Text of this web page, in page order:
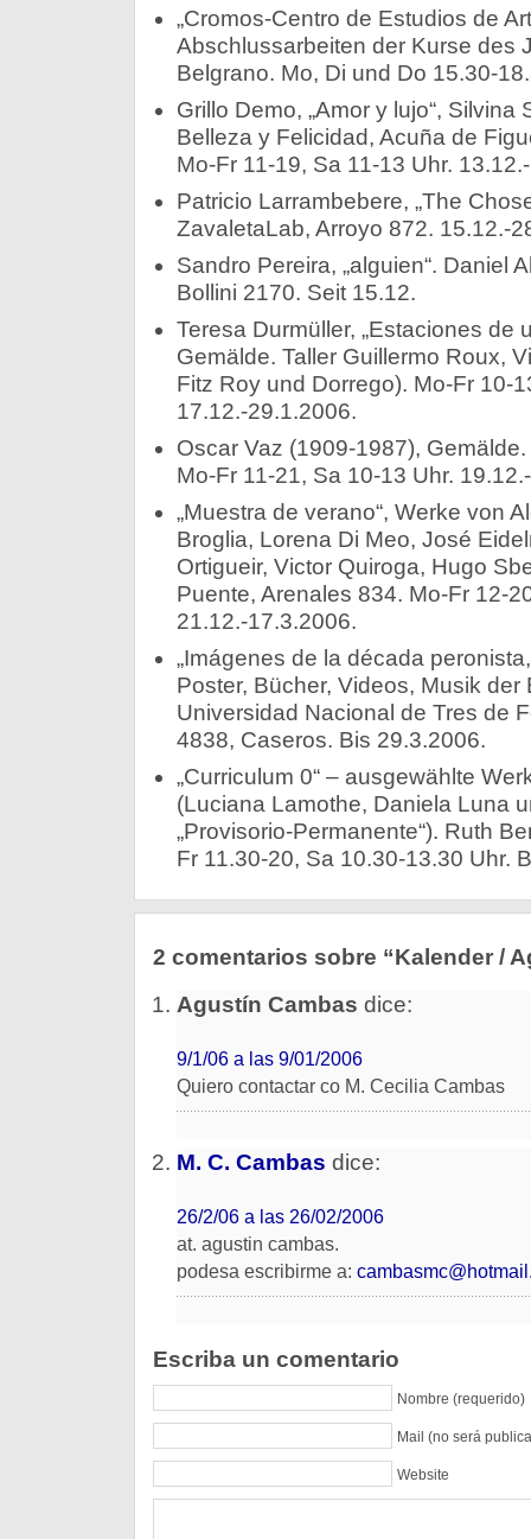
„Cromos-Centro de Estudios de
Abschlussarbeiten der Kurse des
Belgrano. Mo, Di und Do 15.30-
Grillo Demo, „Amor y lujo“, Silvina
Belleza y Felicidad, Acuña de
Mo-Fr 11-19, Sa 11-13 Uhr.
Patricio Larrambebere, „The
ZavaletaLab, Arroyo 872. 15.12.-
Sandro Pereira, „alguien“. Daniel
Bollini 2170. Seit 15.12.
Teresa Durmüller, „Estaciones de
Gemälde. Taller Guillermo Roux,
Fitz Roy und Dorrego). Mo-Fr 10-
17.12.-29.1.2006.
Oscar Vaz (1909-1987),
Mo-Fr 11-21, Sa 10-13 Uhr.
„Muestra de verano“, Werke von
Broglia, Lorena Di Meo, José
Ortigueir, Victor Quiroga, Hugo
Puente, Arenales 834. Mo-Fr 12-
21.12.-17.3.2006.
„Imágenes de la década
Poster, Bücher, Videos, Musik
Universidad Nacional de Tres de
4838, Caseros. Bis 29.3.2006.
„Curriculum 0“ – ausgewählte
(Luciana Lamothe, Daniela Luna
„Provisorio-Permanente“). Ruth
Fr 11.30-20, Sa 10.30-13.30 Uhr.
2 comentarios sobre “Kalender /
Agustín Cambas dice:
9/1/06 a las 9/01/2006
Quiero contactar co M. Cecilia Cambas
M. C. Cambas dice:
26/2/06 a las 26/02/2006
at. agustin cambas.
podesa escribirme a:
Escriba un comentario
Nombre (requerido)
Mail (no será
Website